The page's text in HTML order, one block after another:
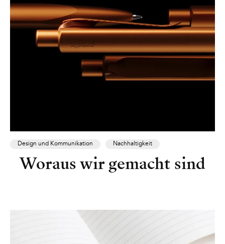
Design und Kommunikation Nachhaltigkeit
Woraus wir gemacht sind